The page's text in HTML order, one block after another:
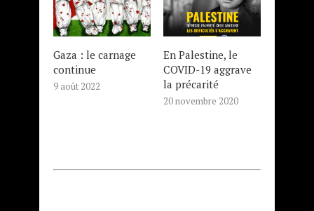
Gaza : le carnage
continue
9 août 2022
En Palestine, le
COVID-19 aggrave
la précarité
20 novembre 2020